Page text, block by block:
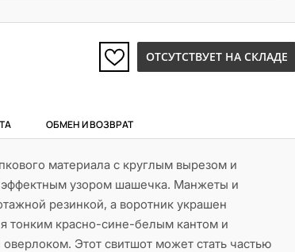
ОТСУТСТВУЕТ НА СКЛАДЕ
ОБМЕН И ВОЗВРАТ
материала с круглым вырезом и
эффектным узором шашечка. Манжеты и
резинкой, а воротник украшен
тонким красно-сине-белым кантом и
Этот свитшот может стать частью